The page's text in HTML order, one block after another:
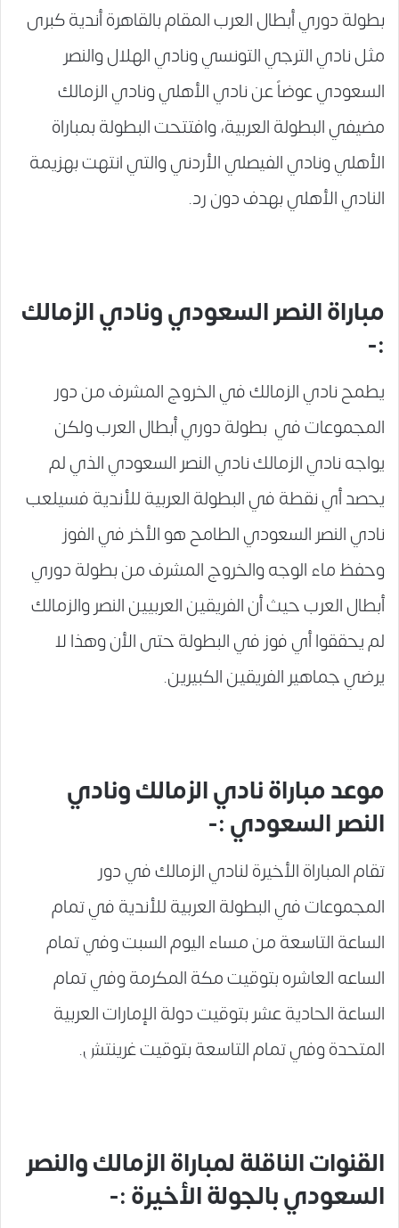
بطولة دوري أبطال العرب المقام بالقاهرة أندية كبرى
مثل نادي الترجي التونسي ونادي الهلال والنصر
السعودي عوضاً عن نادي الأهلي ونادي الزمالك
مضيفي البطولة العربية، وافتتحت البطولة بمباراة
الأهلي ونادي الفيصلي الأردني والتي انتهت بهزيمة
النادي الأهلي بهدف دون رد.
مباراة النصر السعودي ونادي الزمالك
:-
يطمح نادي الزمالك في الخروج المشرف من دور
المجموعات في بطولة دوري أبطال العرب ولكن
يواجه نادي الزمالك نادي النصر السعودي الذي لم
يحصد أي نقطة في البطولة العربية للأندية فسيلعب
نادي النصر السعودي الطامح هو الأخر في الفوز
وحفظ ماء الوجه والخروج المشرف من بطولة دوري
أبطال العرب حيث أن الفريقين العربيين النصر والزمالك
لم يحققوا أي فوز في البطولة حتى الأن وهذا لا
يرضي جماهير الفريقين الكبيرين.
موعد مباراة نادي الزمالك ونادي
النصر السعودي :-
تقام المباراة الأخيرة لنادي الزمالك في دور
المجموعات في البطولة العربية للأندية في تمام
الساعة التاسعة من مساء اليوم السبت وفي تمام
الساعه العاشره بتوقيت مكة المكرمة وفي تمام
الساعة الحادية عشر بتوقيت دولة الإمارات العربية
المتحدة وفي تمام التاسعة بتوقيت غرينتش.
القنوات الناقلة لمباراة الزمالك والنصر
السعودي بالجولة الأخيرة :-